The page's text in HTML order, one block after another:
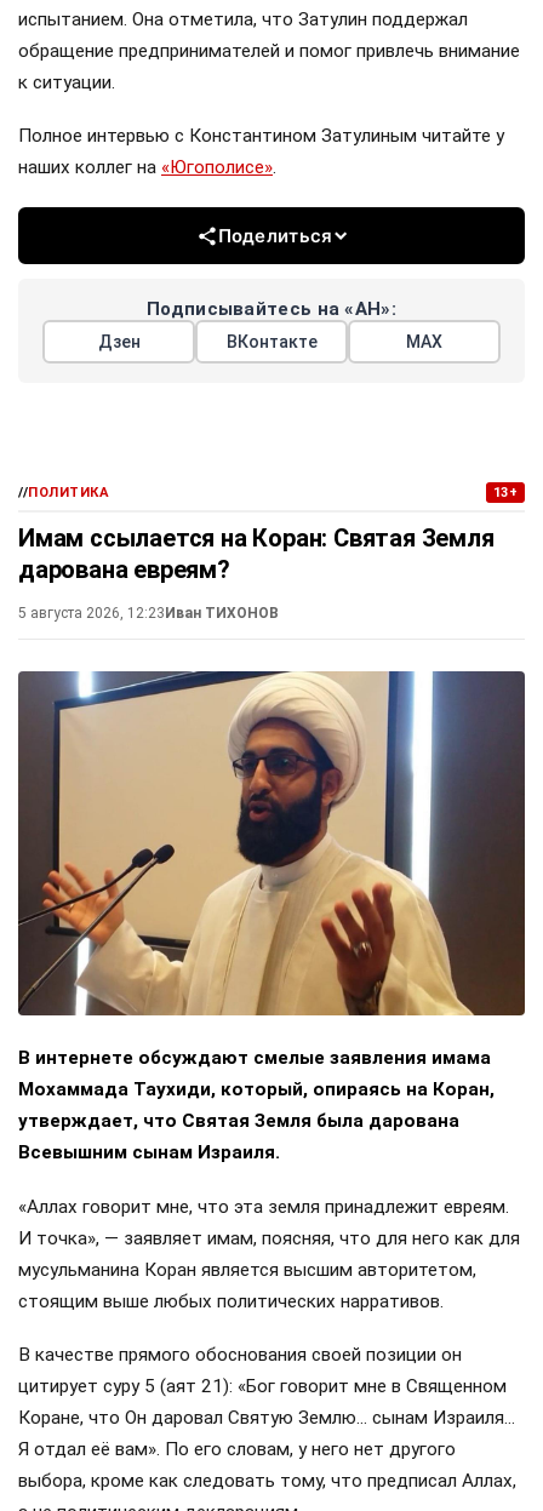
испытанием. Она отметила, что Затулин поддержал
обращение предпринимателей и помог привлечь внимание
к ситуации.
Полное интервью с Константином Затулиным читайте у
наших коллег на «Югополисе».
Поделиться
Подписывайтесь на «АН»:
Дзен ВКонтакте МАХ
//ПОЛИТИКА 13+
Имам ссылается на Коран: Святая Земля
дарована евреям?
5 августа 2026, 12:23 Иван ТИХОНОВ
В интернете обсуждают смелые заявления имама
Мохаммада Таухиди, который, опираясь на Коран,
утверждает, что Святая Земля была дарована
Всевышним сынам Израиля.
«Аллах говорит мне, что эта земля принадлежит евреям.
И точка», — заявляет имам, поясняя, что для него как для
мусульманина Коран является высшим авторитетом,
стоящим выше любых политических нарративов.
В качестве прямого обоснования своей позиции он
цитирует суру 5 (аят 21): «Бог говорит мне в Священном
Коране, что Он даровал Святую Землю… сынам Израиля…
Я отдал её вам». По его словам, у него нет другого
выбора, кроме как следовать тому, что предписал Аллах,